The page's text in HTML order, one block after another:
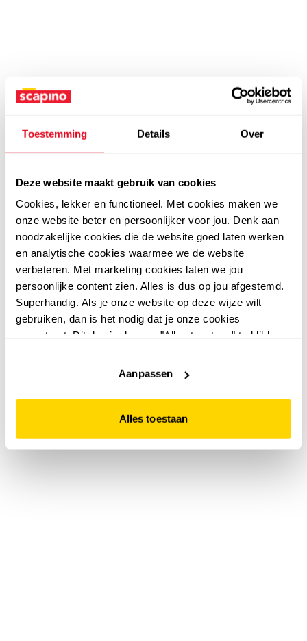
Toestemming Details Over
Deze website maakt gebruik van cookies
Cookies, lekker en functioneel. Met cookies maken we
onze website beter en persoonlijker voor jou. Denk aan
noodzakelijke cookies die de website goed laten werken
en analytische cookies waarmee we de website
verbeteren. Met marketing cookies laten we jou
persoonlijke content zien. Alles is dus op jou afgestemd.
Superhandig. Als je onze website op deze wijze wilt
gebruiken, dan is het nodig dat je onze cookies
accepteert. Dit doe je door op "Alles toestaan" te klikken.
website niet optimaal functioneert.
Aanpassen
Alles toestaan